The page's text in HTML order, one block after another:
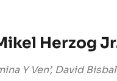
Herzog
Y Ven’, David Bisbal